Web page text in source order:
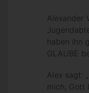
Alexander
haben ihn
GLAUBE
Alex sagt:
mich, Gott